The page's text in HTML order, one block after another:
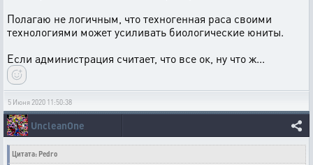
Полагаю не логичным, что техногенная раса своими
технологиями может усиливать биологические юниты.
Если администрация считает, что все ок, ну что ж...
5 Июня 2020 11:50:38
UncleanOne
Цитата: Pedro